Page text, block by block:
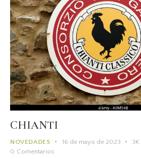
CHIANTI
NOVEDADES 16 de mayo de 2023 3K
0 Comentarios